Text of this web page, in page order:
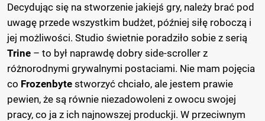
Decydując się na stworzenie jakiejś gry, należy brać pod
uwagę przede wszystkim budżet, później siłę roboczą i
jej możliwości. Studio świetnie poradziło sobie z serią
Trine – to był naprawdę dobry side-scroller z
różnorodnymi grywalnymi postaciami. Nie mam pojęcia
co Frozenbyte stworzyć chciało, ale jestem prawie
pewien, że są równie niezadowoleni z owocu swojej
pracy, co ja z ich najnowszej produckji. W przeciwnym